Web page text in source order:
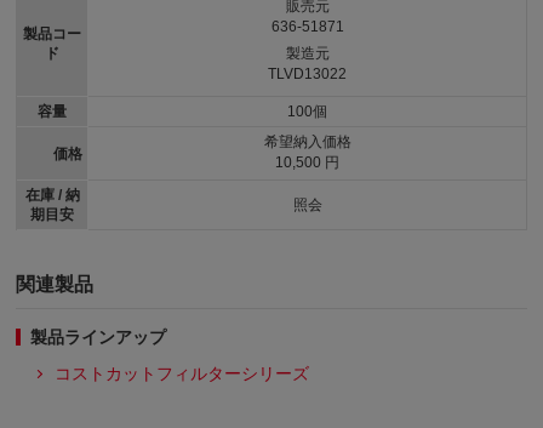
製品コー
ド
容量
価格
在庫 / 納
期目安
販売元
636-51871
製造元
TLVD13022
100個
希望納入価格
10,500 円
照会
関連製品
製品ラインアップ
コストカットフィルターシリーズ